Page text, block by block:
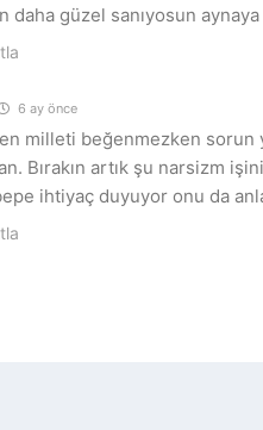
daha güzel sanıyosun
6 ay önce
milleti beğenmezken
Bırakın artık şu narsizm
ihtiyaç duyuyor onu da